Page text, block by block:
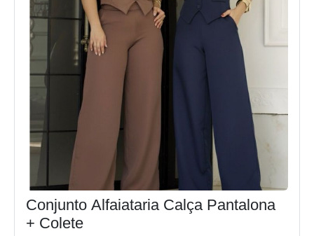
Conjunto Alfaiataria Calça Pantalona
+ Colete